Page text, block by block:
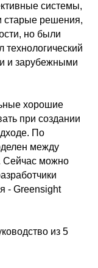
системы,
старые решения,
но были
технологический
и зарубежными
хорошие
при создании
По
между
Сейчас можно
- Greensight
из 5